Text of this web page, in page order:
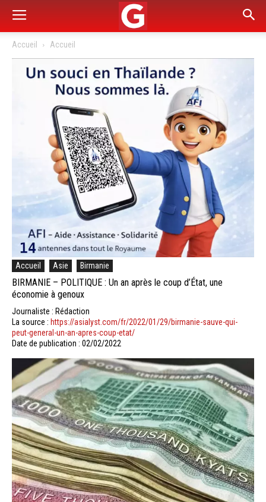
Accueil Accueil
Accueil Asie Birmanie
BIRMANIE – POLITIQUE : Un an après le coup d’État, une
économie à genoux
Journaliste : Rédaction
La source : https://asialyst.com/fr/2022/01/29/birmanie-sauve-qui-
peut-general-un-an-apres-coup-etat/
Date de publication : 02/02/2022